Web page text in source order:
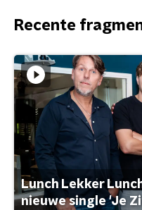
Recente
Lunch Lekker
nieuwe single 'Je